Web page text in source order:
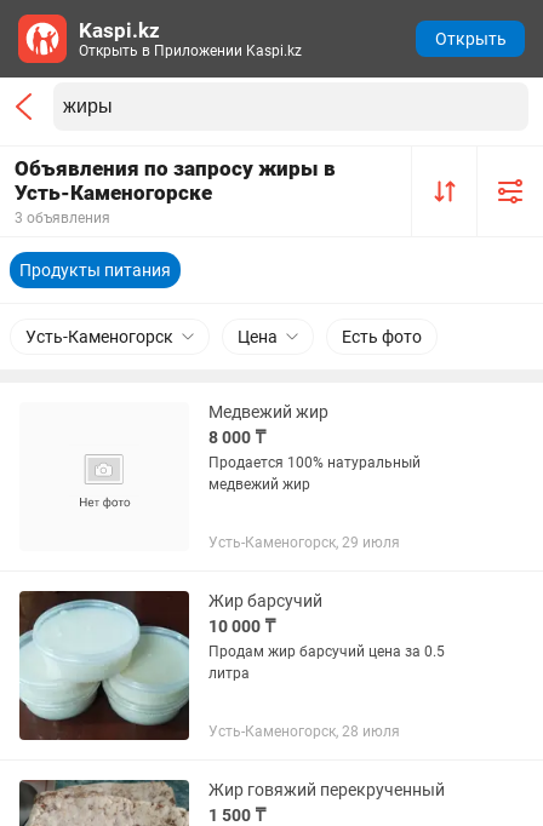
Объявления по запросу жиры в
Усть-Каменогорске
3 объявления
Продукты питания
Усть-Каменогорск Цена Есть фото
Медвежий жир
8 000 ₸
Продается 100% натуральный
медвежий жир
Усть-Каменогорск, 29 июля
Жир барсучий
10 000 ₸
Продам жир барсучий цена за 0.5
литра
Усть-Каменогорск, 28 июля
Жир говяжий перекрученный
1 500 ₸
Kaspi.kz
Открыть в Приложении Kaspi.kz
Открыть